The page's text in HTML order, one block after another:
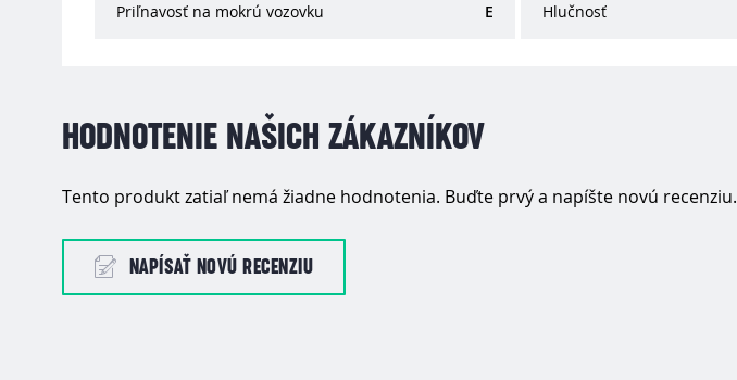
Priľnavosť na mokrú vozovku E Hlučnosť
HODNOTENIE NAŠICH ZÁKAZNÍKOV
Tento produkt zatiaľ nemá žiadne hodnotenia. Buďte prvý a napíšte novú recenziu.
NAPÍSAŤ NOVÚ RECENZIU